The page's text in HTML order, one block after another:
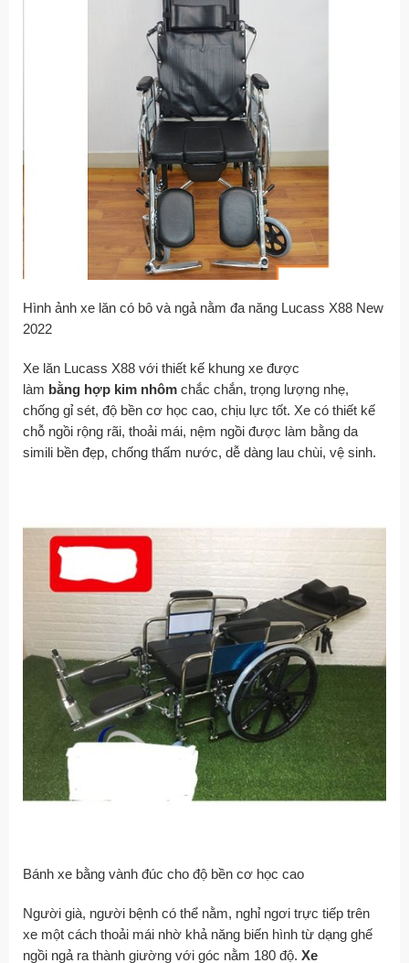
Hình ảnh xe lăn có bô và ngả nằm đa năng Lucass X88 New
2022
Xe lăn Lucass X88 với thiết kế khung xe được
làm bằng hợp kim nhôm chắc chắn, trọng lượng nhẹ,
chống gỉ sét, độ bền cơ học cao, chịu lực tốt. Xe có thiết kế
chỗ ngồi rộng rãi, thoải mái, nệm ngồi được làm bằng da
simili bền đẹp, chống thấm nước, dễ dàng lau chùi, vệ sinh.
Bánh xe bằng vành đúc cho độ bền cơ học cao
Người già, người bệnh có thể nằm, nghỉ ngơi trực tiếp trên
xe một cách thoải mái nhờ khả năng biến hình từ dạng ghế
ngồi ngả ra thành giường với góc nằm 180 độ. Xe